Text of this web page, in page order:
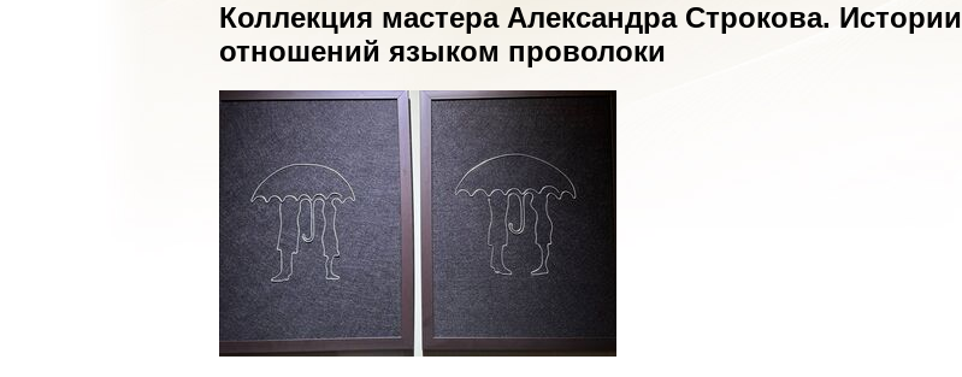
Коллекция мастера Александра Строкова. Истории
отношений языком проволоки